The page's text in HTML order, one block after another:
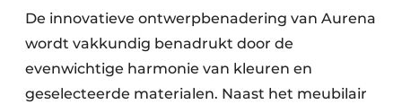
De innovatieve ontwerpbenadering van Aurena
wordt vakkundig benadrukt door de
evenwichtige harmonie van kleuren en
geselecteerde materialen. Naast het meubilair